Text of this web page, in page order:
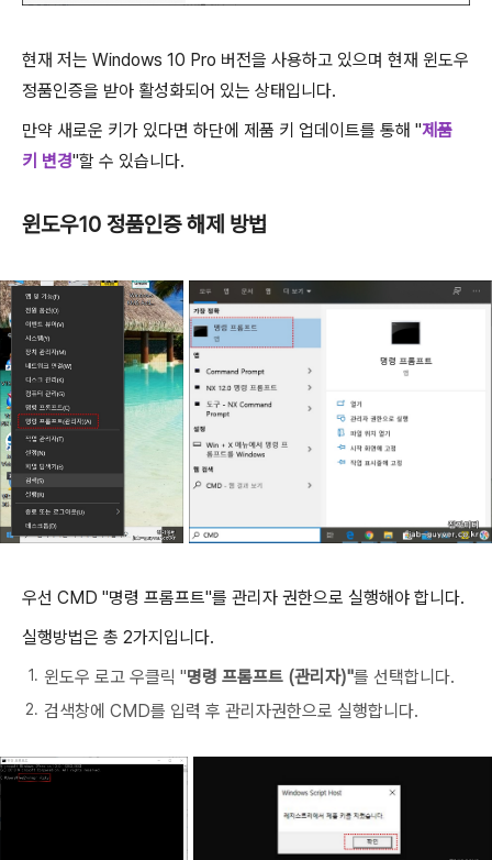
현재 저는 Windows 10 Pro 버전을 사용하고 있으며 현재 윈도우
정품인증을 받아 활성화되어 있는 상태입니다.
만약 새로운 키가 있다면 하단에 제품 키 업데이트를 통해 "제품
키 변경"할 수 있습니다.
윈도우10 정품인증 해제 방법
우선 CMD "명령 프롬프트"를 관리자 권한으로 실행해야 합니다.
실행방법은 총 2가지입니다.
윈도우 로고 우클릭 "명령 프롬프트 (관리자)"를 선택합니다.
검색창에 CMD를 입력 후 관리자권한으로 실행합니다.